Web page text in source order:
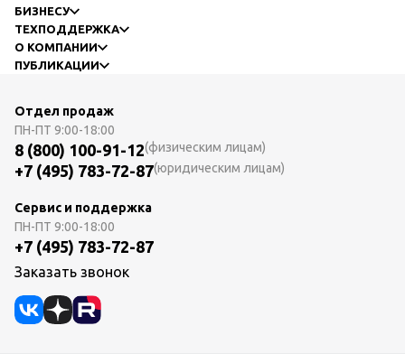
БИЗНЕСУ
ТЕХПОДДЕРЖКА
О КОМПАНИИ
ПУБЛИКАЦИИ
Отдел продаж
ПН-ПТ 9:00-18:00
8 (800) 100-91-12(физическим лицам)
+7 (495) 783-72-87(юридическим лицам)
Сервис и поддержка
ПН-ПТ 9:00-18:00
+7 (495) 783-72-87
Заказать звонок